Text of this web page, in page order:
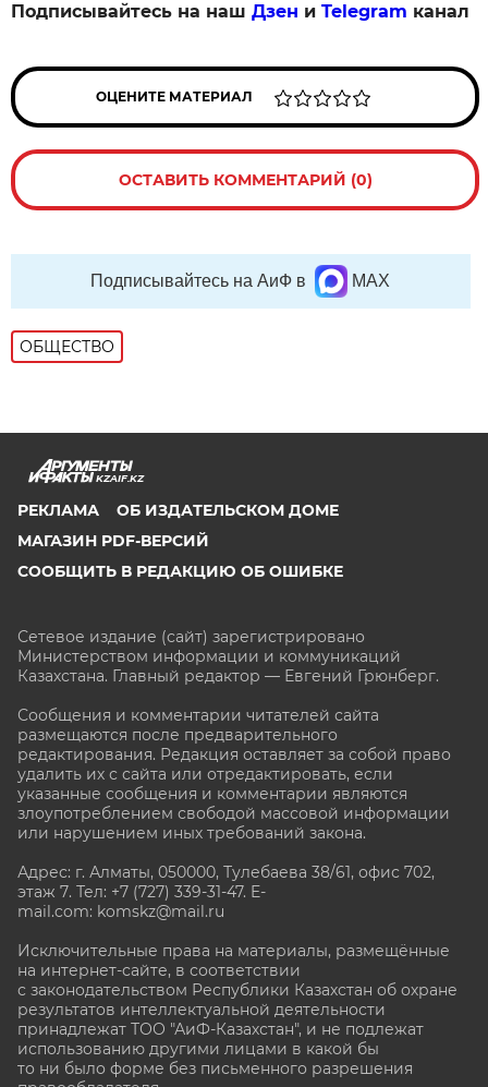
Подписывайтесь на нашДзен иTelegram канал
ОЦЕНИТЕ МАТЕРИАЛ
ОСТАВИТЬ КОММЕНТАРИЙ (0)
Подписывайтесь на АиФ в MAX
ОБЩЕСТВО
KZAIF.KZ
РЕКЛАМА
ОБ ИЗДАТЕЛЬСКОМ ДОМЕ
МАГАЗИН PDF-ВЕРСИЙ
СООБЩИТЬ В РЕДАКЦИЮ ОБ ОШИБКЕ
Сетевое издание (сайт) зарегистрировано
Министерством информации и коммуникаций
Казахстана. Главный редактор — Евгений Грюнберг.
Сообщения и комментарии читателей сайта
размещаются после предварительного
редактирования. Редакция оставляет за собой право
удалить их с сайта или отредактировать, если
указанные сообщения и комментарии являются
злоупотреблением свободой массовой информации
или нарушением иных требований закона.
Адрес: г. Алматы, 050000, Тулебаева 38/61, офис 702,
этаж 7. Тел: +7 (727) 339-31-47. E-
mail.com: komskz@mail.ru
Исключительные права на материалы, размещённые
на интернет-сайте, в соответствии
с законодательством Республики Казахстан об охране
результатов интеллектуальной деятельности
принадлежат ТОО "АиФ-Казахстан", и не подлежат
использованию другими лицами в какой бы
то ни было форме без письменного разрешения